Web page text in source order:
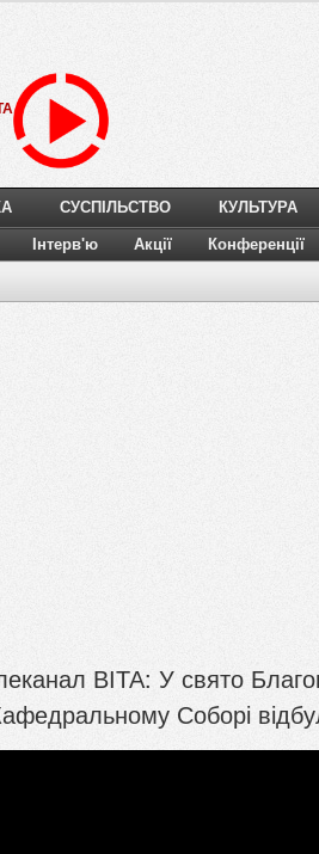
СУСПІЛЬСТВО КУЛЬТУРА
Інтерв'ю Акції Конференції
ВІТА: У свято
Соборі